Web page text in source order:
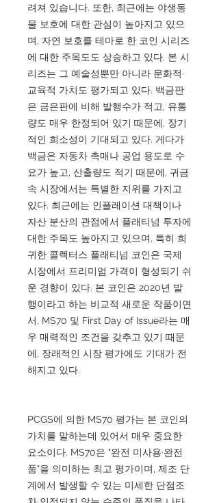
려져 있습니다. 또한, 최근에는 야생동
물 보호에 대한 관심이 높아지고 있으
며, 자연 보호를 테마로 한 코인 시리즈
에 대한 주목도도 상승하고 있다. 본 시
리즈는 그 예술성뿐만 아니라 문화적·
교육적 가치도 평가되고 있다. 백금판
은 금은판에 비해 발행수가 적고, 유통
량도 매우 한정되어 있기 때문에, 장기
적인 희소성이 기대되고 있다. 게다가
백금은 자동차 촉매나 공업 용도로 수
요가 높고, 산출량도 적기 때문에, 귀금
속 시장에서는 특별한 지위를 가지고
있다. 최근에는 인플레이션 대책이나
자산 분산의 관점에서 플래티넘 투자에
대한 주목도 높아지고 있으며, 특히 희
귀한 콜렉터스 플래티넘 코인은 국제
시장에서 프리미엄 가격이 형성되기 쉬
운 경향이 있다. 본 코인은 2020년 발
행이라고 하는 비교적 새로운 작품이면
서, MS70 및 First Day of Issue라는 매
우 매력적인 조건을 갖추고 있기 때문
에, 장래적인 시장 평가에도 기대가 전
해지고 있다.
PCGS에 의한 MS70 평가는 본 코인의
가치를 말하는데 있어서 매우 중요한
요소이다. MS70은 "완전 미사용·완전
품"을 의미하는 최고 평가이며, 제조 단
계에서 발생할 수 있는 미세한 단점조